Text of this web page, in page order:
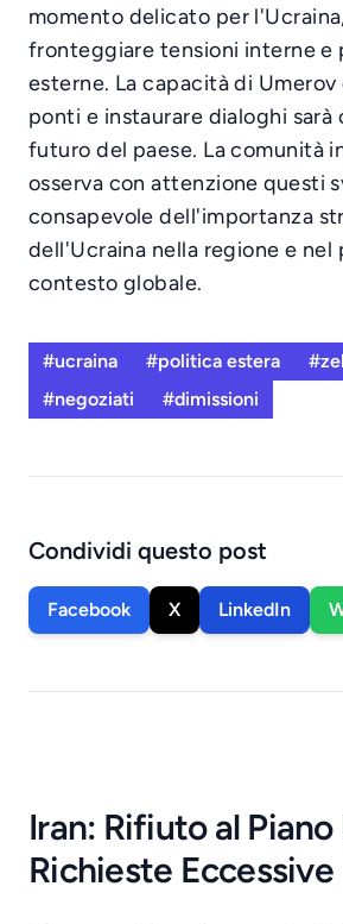
momento delicato per
fronteggiare tensioni interne e
esterne. La capacità di
ponti e instaurare dialoghi sarà
futuro del paese. La comunità
osserva con attenzione questi
consapevole dell'importanza
dell'Ucraina nella regione e nel
contesto globale.
#ucraina #politica estera
#negoziati
#dimissioni
Condividi questo post
Facebook X LinkedIn
Iran: Rifiuto al
Richieste Eccessive